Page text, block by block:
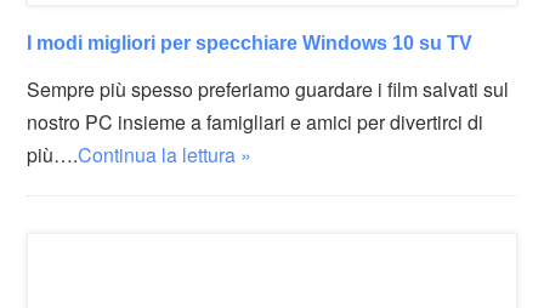
I modi migliori per specchiare Windows 10 su TV
Sempre più spesso preferiamo guardare i film salvati sul
nostro PC insieme a famigliari e amici per divertirci di
più….Continua la lettura »